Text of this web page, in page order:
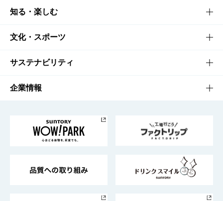
商品TOP
商品一覧
商品発売情報
栄養成分一覧
知る・楽しむ
知る・楽しむTOP
キャンペーン
工場見学
地域情報
文化・スポーツ
文化・スポーツTOP
サントリーホール
サントリーサンバーズ大阪
サステナビリティ
サステナビリティTOP
サントリーが考えるサステナビリティ経営
企業情報
企業概要